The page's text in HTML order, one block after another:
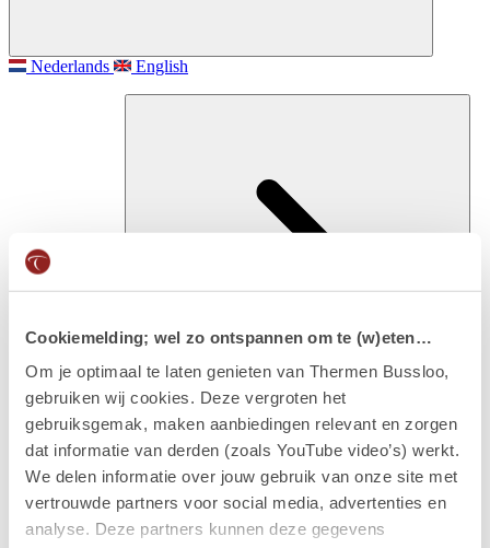
Cookiemelding; wel zo ontspannen om te (w)eten…
Om je optimaal te laten genieten van Thermen Bussloo,
gebruiken wij cookies. Deze vergroten het
gebruiksgemak, maken aanbiedingen relevant en zorgen
dat informatie van derden (zoals YouTube video’s) werkt.
We delen informatie over jouw gebruik van onze site met
vertrouwde partners voor social media, advertenties en
analyse. Deze partners kunnen deze gegevens
Nederlands English
Besuchen
Eintritt & arrangements